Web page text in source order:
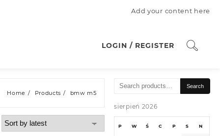
Add your content here
LOGIN / REGISTER
Home Products bmw m5
Search
Search
sierpień 2026
P W Ś C P S N